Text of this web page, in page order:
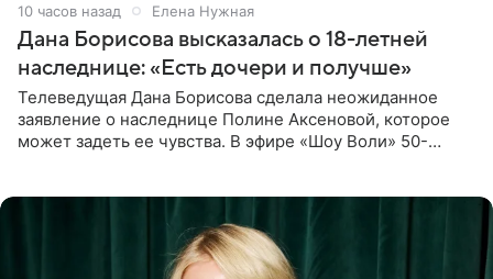
10 часов назад Елена Нужная
Дана Борисова высказалась о 18-летней
наследнице: «Есть дочери и получше»
Телеведущая Дана Борисова сделала неожиданное
заявление о наследнице Полине Аксеновой, которое
может задеть ее чувства. В эфире «Шоу Воли» 50-